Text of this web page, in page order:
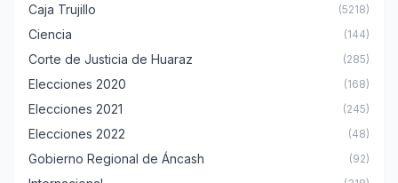
Caja Trujillo (5218)
Ciencia (144)
Corte de Justicia de Huaraz (285)
Elecciones 2020 (168)
Elecciones 2021 (245)
Elecciones 2022 (48)
Gobierno Regional de Áncash (92)